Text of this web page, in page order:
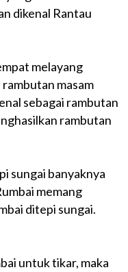
dikenal Rantau
melayang
masam
sebagai rambutan
rambutan
sungai banyaknya
memang
ditepi sungai.
untuk tikar, maka